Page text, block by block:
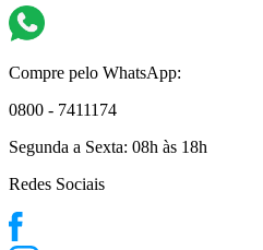
Compre pelo WhatsApp:
0800 - 7411174
Segunda a Sexta: 08h às 18h
Redes Sociais